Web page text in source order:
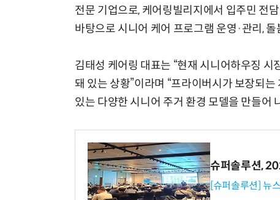
전문 기업으로, 케어링빌리지에서 입주민 전
바탕으로 시니어 케어 프로그램 운영·관리,
김태성 케어링 대표는 “현재 시니어하우징
돼 있는 상황”이라며 “프라이버시가 보장되
있는 다양한 시니어 주거 환경 모델을 만들어
슈퍼솔루션,
[슈퍼솔루션] 뉴